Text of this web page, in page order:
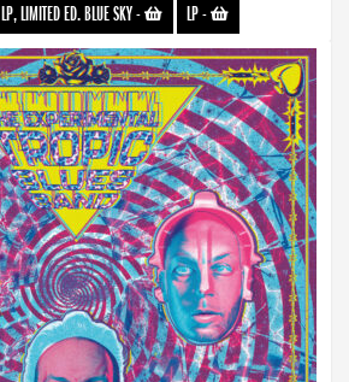
LP, LIMITED ED. BLUE SKY- LP-